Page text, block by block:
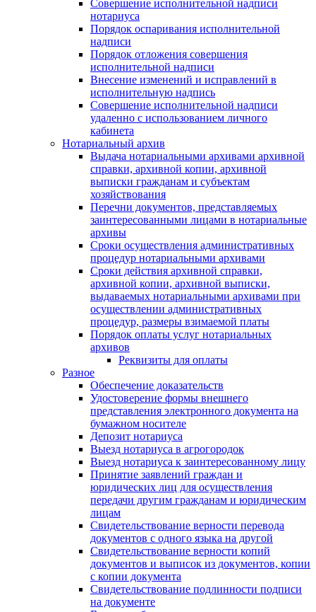
Совершение исполнительной надписи
нотариуса
Порядок оспаривания исполнительной
надписи
Порядок отложения совершения
исполнительной надписи
Внесение изменений и исправлений в
исполнительную надпись
Совершение исполнительной надписи
удаленно с использованием личного
кабинета
Нотариальный архив
Выдача нотариальными архивами архивной
справки, архивной копии, архивной
выписки гражданам и субъектам
хозяйствования
Перечни документов, представляемых
заинтересованными лицами в нотариальные
архивы
Сроки осуществления административных
процедур нотариальными архивами
Сроки действия архивной справки,
архивной копии, архивной выписки,
выдаваемых нотариальными архивами при
осуществлении административных
процедур, размеры взимаемой платы
Порядок оплаты услуг нотариальных
архивов
Реквизиты для оплаты
Разное
Обеспечение доказательств
Удостоверение формы внешнего
представления электронного документа на
бумажном носителе
Депозит нотариуса
Выезд нотариуса в агрогородок
Выезд нотариуса к заинтересованному лицу
Принятие заявлений граждан и
юридических лиц для осуществления
передачи другим гражданам и юридическим
лицам
Свидетельствование верности перевода
документов с одного языка на другой
Свидетельствование верности копий
документов и выписок из документов, копии
с копии документа
Свидетельствование подлинности подписи
на документе